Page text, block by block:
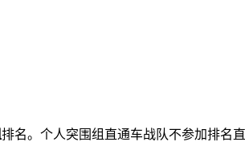
排名。个人突围组直通车战队不参加排名直